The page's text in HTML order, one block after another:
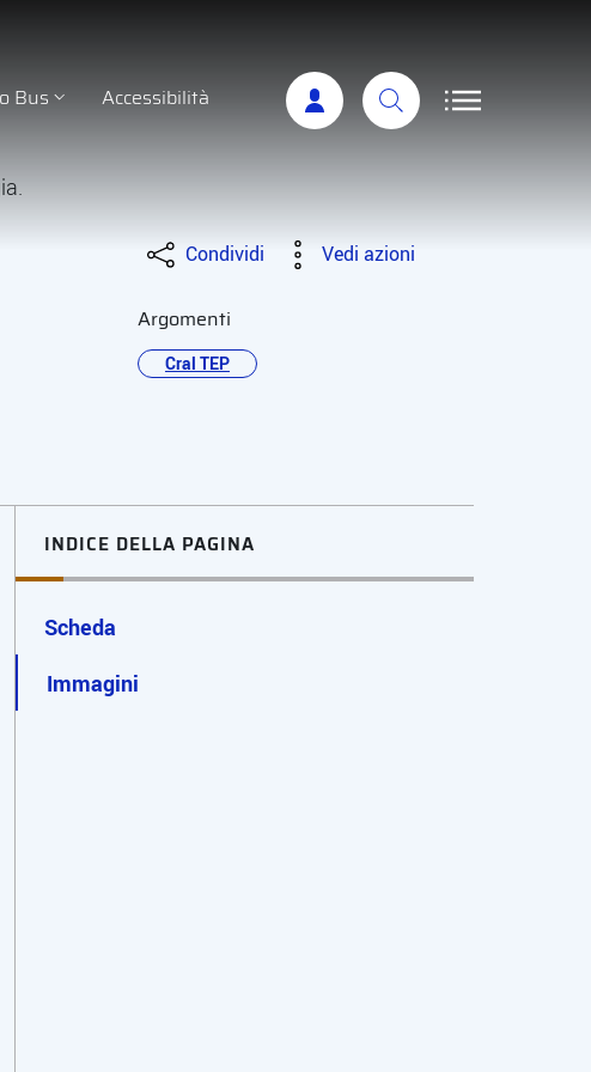
Bus Accessibilità
Condividi Vedi azioni
Argomenti
Cral TEP
INDICE DELLA PAGINA
Scheda
Immagini